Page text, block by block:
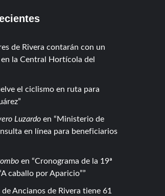
de Rivera contarán con un
la Central Hortícola del
el ciclismo en ruta para
Luzardoen
Ministerio de
en línea para beneficiarios
en
Cronograma de la 19ª
caballo por Aparicio”
de Ancianos de Rivera tiene 61